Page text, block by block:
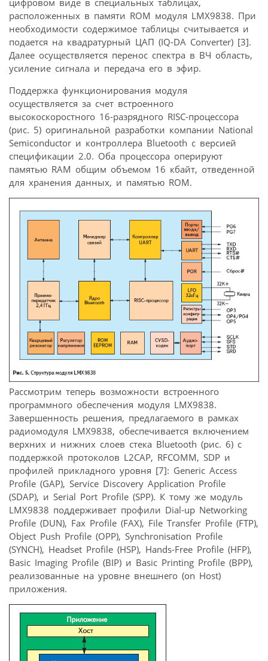
цифровом виде в специальных таблицах,
расположенных в памяти ROM модуля LMX9838. При
необходимости содержимое таблицы считывается и
подается на квадратурный ЦАП (IQ-DA Converter) [3].
Далее осуществляется перенос спектра в ВЧ область,
усиление сигнала и передача его в эфир.
Поддержка функционирования модуля
осуществляется за счет встроенного
высокоскоростного 16-разрядного RISC-процессора
(рис. 5) оригинальной разработки компании National
Semiconductor и контроллера Bluetooth с версией
спецификации 2.0. Оба процессора оперируют
памятью RAM общим объемом 16 кбайт, отведенной
для хранения данных, и памятью ROM.
Рассмотрим теперь возможности встроенного
программного обеспечения модуля LMX9838.
Завершенность решения, предлагаемого в рамках
радиомодуля LMX9838, обеспечивается включением
верхних и нижних слоев стека Bluetooth (рис. 6) с
поддержкой протоколов L2CAP, RFCOMM, SDP и
профилей прикладного уровня [7]: Generic Access
Profile (GAP), Service Discovery Application Profile
(SDAP), и Serial Port Profile (SPP). К тому же модуль
LMX9838 поддерживает профили Dial-up Networking
Profile (DUN), Fax Profile (FAX), File Transfer Profile (FTP),
Object Push Profile (OPP), Synchronisation Profile
(SYNCH), Headset Profile (HSP), Hands-Free Profile (HFP),
Basic Imaging Profile (BIP) и Basic Printing Profile (BPP),
реализованные на уровне внешнего (on Host)
приложения.